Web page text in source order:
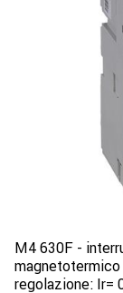
M4 630F -
regolazione: Ir=